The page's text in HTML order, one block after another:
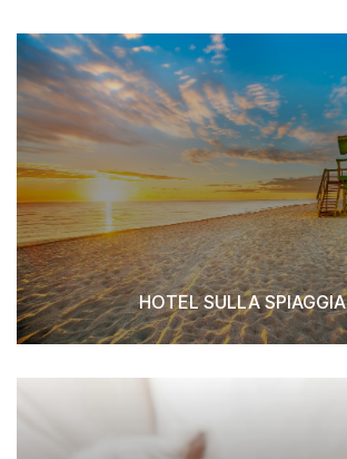
HOTEL SULLA SPIAGGIA